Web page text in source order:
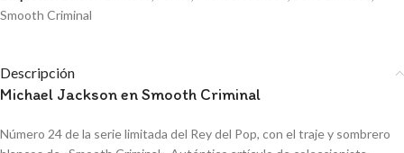
Smooth Criminal
Descripción
Michael Jackson en Smooth Criminal
Número 24 de la serie limitada del Rey del Pop, con el traje y sombrero